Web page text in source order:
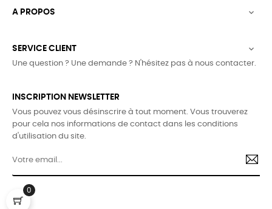
A PROPOS 
SERVICE CLIENT 
Une question ? Une demande ? N'hésitez pas à nous contacter.
INSCRIPTION NEWSLETTER
Vous pouvez vous désinscrire à tout moment. Vous trouverez
pour cela nos informations de contact dans les conditions
d'utilisation du site.
0